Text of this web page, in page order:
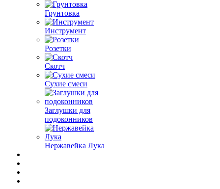
Грунтовка
Инструмент
Розетки
Скотч
Сухие смеси
Заглушки для
подоконников
Нержавейка Лука